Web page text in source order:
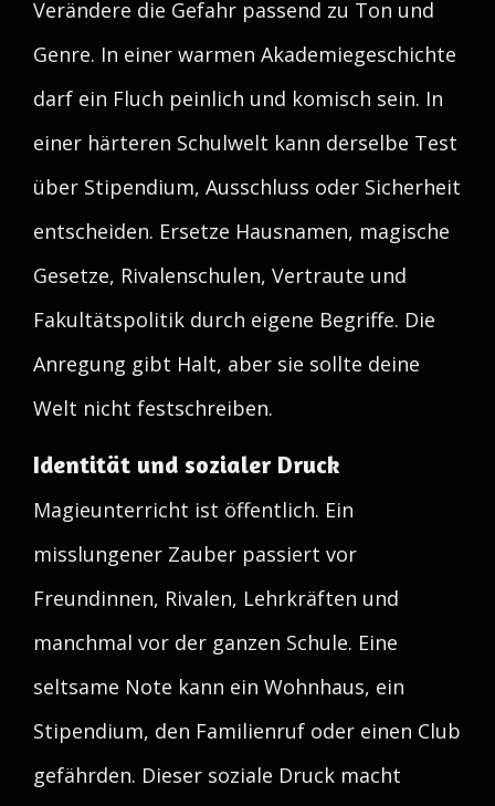
Verändere die Gefahr passend zu Ton und
Genre. In einer warmen Akademiegeschichte
darf ein Fluch peinlich und komisch sein. In
einer härteren Schulwelt kann derselbe Test
über Stipendium, Ausschluss oder Sicherheit
entscheiden. Ersetze Hausnamen, magische
Gesetze, Rivalenschulen, Vertraute und
Fakultätspolitik durch eigene Begriffe. Die
Anregung gibt Halt, aber sie sollte deine
Welt nicht festschreiben.
Identität und sozialer Druck
Magieunterricht ist öffentlich. Ein
misslungener Zauber passiert vor
Freundinnen, Rivalen, Lehrkräften und
manchmal vor der ganzen Schule. Eine
seltsame Note kann ein Wohnhaus, ein
Stipendium, den Familienruf oder einen Club
gefährden. Dieser soziale Druck macht